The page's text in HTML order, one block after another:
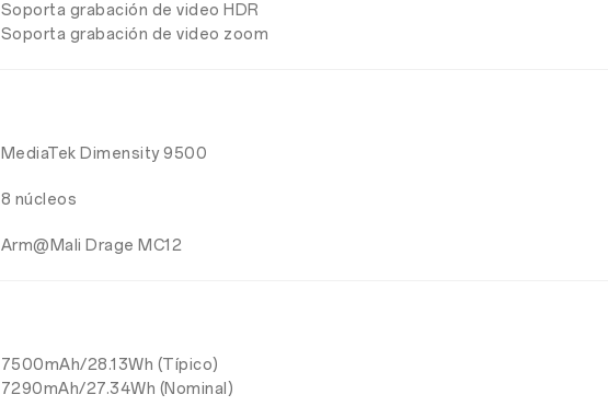
Soporta grabación de video HDR
Soporta grabación de video zoom
MediaTek Dimensity 9500
8 núcleos
Arm@Mali Drage MC12
7500mAh/28.13Wh (Típico)
7290mAh/27.34Wh (Nominal)